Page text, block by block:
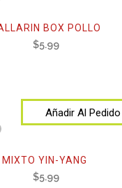
BOX POLLO
$5.99
Añadir Al Pedido
MIXTO YIN-YANG
$5.99